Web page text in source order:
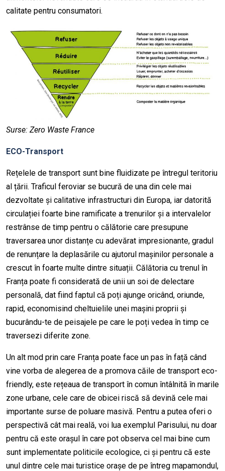
calitate pentru consumatori.
Surse: Zero Waste France
ECO-Transport
Rețelele de transport sunt bine fluidizate pe întregul teritoriu
al țării. Traficul feroviar se bucură de una din cele mai
dezvoltate și calitative infrastructuri din Europa, iar datorită
circulației foarte bine ramificate a trenurilor și a intervalelor
restrânse de timp pentru o călătorie care presupune
traversarea unor distanțe cu adevărat impresionante, gradul
de renunțare la deplasările cu ajutorul mașinilor personale a
crescut în foarte multe dintre situații. Călătoria cu trenul în
Franța poate fi considerată de unii un soi de delectare
personală, dat fiind faptul că poți ajunge oricând, oriunde,
rapid, economisind cheltuielile unei mașini proprii și
bucurându-te de peisajele pe care le poți vedea în timp ce
traversezi diferite zone.
Un alt mod prin care Franța poate face un pas în față când
vine vorba de alegerea de a promova căile de transport eco-
friendly, este rețeaua de transport în comun întâlnită în marile
zone urbane, cele care de obicei riscă să devină cele mai
importante surse de poluare masivă. Pentru a putea oferi o
perspectivă cât mai reală, voi lua exemplul Parisului, nu doar
pentru că este orașul în care pot observa cel mai bine cum
sunt implementate politicile ecologice, ci și pentru că este
unul dintre cele mai turistice orașe de pe întreg mapamondul,